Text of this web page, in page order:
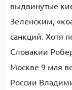
выдвинутые
Зеленским,
санкций. Хотя
Словакии
Москве 9 мая
России